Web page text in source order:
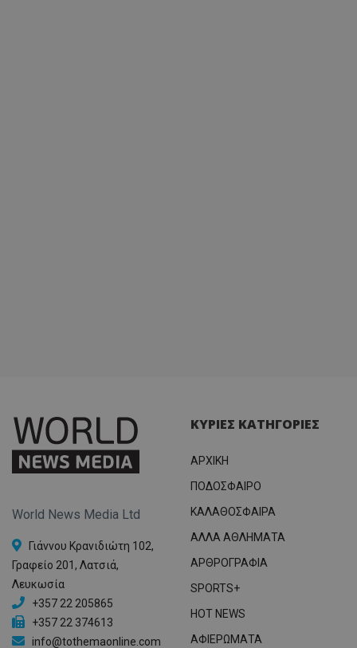
World News Media Ltd
Γιάννου Κρανιδιώτη 102,
Γραφείο 201, Λατσιά,
Λευκωσία
+357 22 205865
+357 22 374613
info@tothemaonline.com
ΚΥΡΙΕΣ ΚΑΤΗΓΟΡΙΕΣ
ΑΡΧΙΚΗ
ΠΟΔΟΣΦΑΙΡΟ
ΚΑΛΑΘΟΣΦΑΙΡΑ
ΑΛΛΑ ΑΘΛΗΜΑΤΑ
ΑΡΘΡΟΓΡΑΦΙΑ
SPORTS+
HOT NEWS
ΑΦΙΕΡΩΜΑΤΑ